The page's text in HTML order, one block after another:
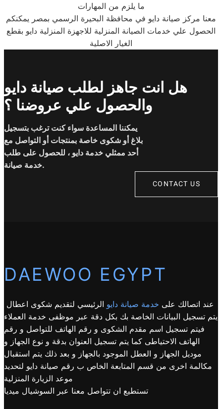
ما يلزم من المهارات
معنا مركز صيانة دايو في محافظة البحيرة الرسمي بمصر يمكنكم
الحصول علي خدمات الصيانة المنزلية للاجهزة المنزلية دايو بقطع
الغيار الاصلية
هل انت جاهز لطلب صيانة دايو
والحصول علي عروضنا ؟
يمكننا المساعدة سواء كنت ترغب بتسجيل
بلاغ أو شكوى خاصة بمنتجات أو التواصل مع
أحد ممثلي خدمة دايو ، للحصول على طلب
خدمة صيانة.
CONTACT US
DAEWOO EGYPT
عند اتصالك على خدمة صيانة دايو الرئيسي لتقديم شكوى اعطال
يتم تسجيل البيانات الخاصة بك بكل دقة عبر موظفى خدمة العملاء
فيتم تسجيل اسم مقدم الشكوى و رقم الهاتف للتواصل و رقم
الهاتف الاحتياطى كما يتم تسجيل العنوان بدقة و نوع الجهاز و
موديل الجهاز و العطل الموجود بالجهاز و بعد ذلك يتم استقبال
مكالمة اخرى من قسم المتابعة الخاص ب رقم صيانة دايو لتحديد
موعد الزيارة المنزلية
تستطيع ان تتواصل معنا عبر السوشيال ميديا